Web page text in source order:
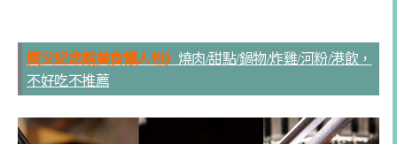
國父紀念館美食懶人包》 燒肉/甜點/鍋物/炸雞/河粉/港飲，
不好吃不推薦